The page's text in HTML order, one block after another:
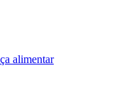
alimentar